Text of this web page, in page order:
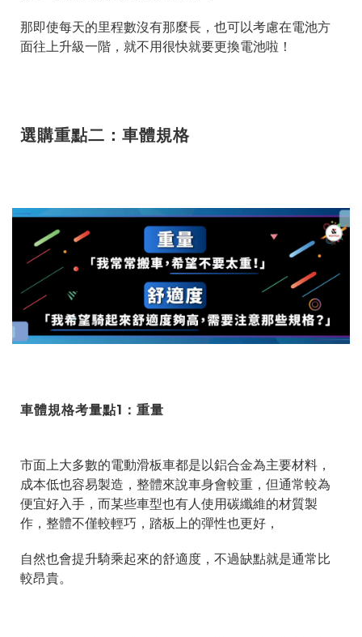
那即使每天的里程數沒有那麼長，也可以考慮在電池方
面往上升級一階，就不用很快就要更換電池啦！
選購重點二：車體規格
車體規格考量點1：重量
市面上大多數的電動滑板車都是以鋁合金為主要材料，
成本低也容易製造，整體來說車身會較重，但通常較為
便宜好入手，而某些車型也有人使用碳纖維的材質製
作，整體不僅較輕巧，踏板上的彈性也更好，
自然也會提升騎乘起來的舒適度，不過缺點就是通常比
較昂貴。